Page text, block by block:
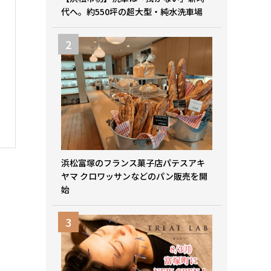
代へ。約550坪の超大型・純水洗車場
浜松富塚のフランス菓子店パテスアキ
ヤマ クロワッサンなどのパン販売を開
始